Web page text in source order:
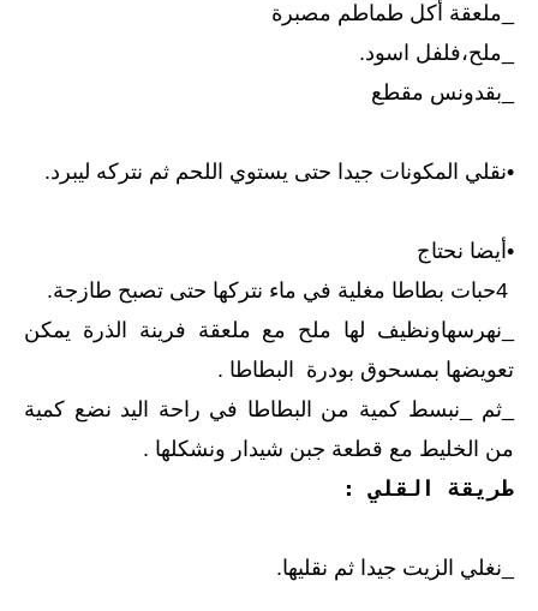
_ملعقة أكل طماطم مصبرة
_ملح،فلفل اسود.
_بقدونس مقطع
•نقلي المكونات جيدا حتى يستوي اللحم ثم نتركه ليبرد.
•أيضا نحتاج
_نهرسهاونظيف لها ملح مع ملعقة فرينة الذرة يمكن
تعويضها بمسحوق بودرة البطاطا .
_ثم _نبسط كمية من البطاطا في راحة اليد نضع كمية
من الخليط مع قطعة جبن شيدار ونشكلها .
طريقة القلي :
_نغلي الزيت جيدا ثم نقليها.